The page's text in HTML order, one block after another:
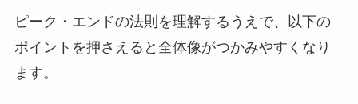
ピーク・エンドの法則を理解するうえで、以下の
ポイントを押さえると全体像がつかみやすくなり
ます。